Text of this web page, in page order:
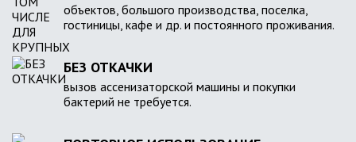
объектов, большого производства, поселка,
гостиницы, кафе и др. и постоянного проживания.
БЕЗ ОТКАЧКИ
вызов ассенизаторской машины и покупки
бактерий не требуется.